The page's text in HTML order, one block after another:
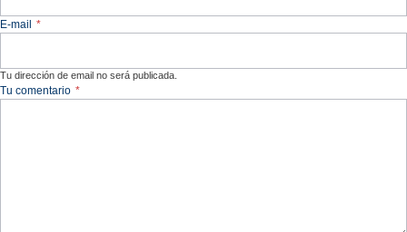
E-mail *
Tu dirección de email no será publicada.
Tu comentario *